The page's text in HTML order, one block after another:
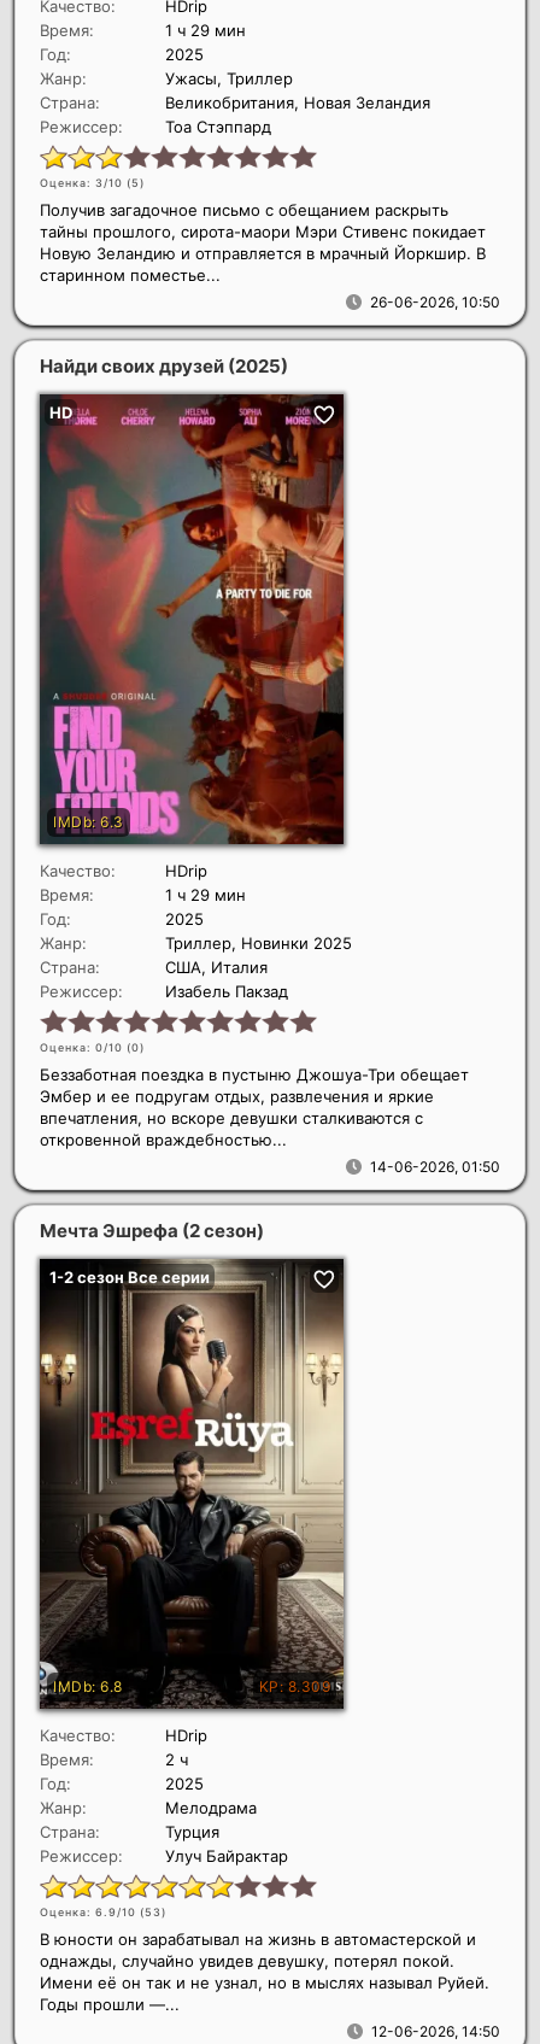
Качество:
HDrip
Время:
1 ч 29 мин
Год:
2025
Жанр:
Ужасы, Триллер
Страна:
Великобритания, Новая Зеландия
Режиссер:
Тоа Стэппард
Оценка: 3/10 (5)
26-06-2026, 10:50
Получив загадочное письмо с обещанием раскрыть
тайны прошлого, сирота-маори Мэри Стивенс покидает
Новую Зеландию и отправляется в мрачный Йоркшир. В
старинном поместье...
Найди своих друзей (2025)
Качество:
HDrip
Время:
1 ч 29 мин
Год:
2025
Жанр:
Триллер, Новинки 2025
Страна:
США, Италия
Режиссер:
Изабель Пакзад
Оценка: 0/10 (0)
14-06-2026, 01:50
Беззаботная поездка в пустыню Джошуа-Три обещает
Эмбер и ее подругам отдых, развлечения и яркие
впечатления, но вскоре девушки сталкиваются с
откровенной враждебностью...
Мечта Эшрефа (2 сезон)
Качество:
HDrip
Время:
2 ч
Год:
2025
Жанр:
Мелодрама
Страна:
Турция
Режиссер:
Улуч Байрактар
Оценка: 6.9/10 (53)
12-06-2026, 14:50
В юности он зарабатывал на жизнь в автомастерской и
однажды, случайно увидев девушку, потерял покой.
Имени её он так и не узнал, но в мыслях называл Руйей.
Годы прошли —...